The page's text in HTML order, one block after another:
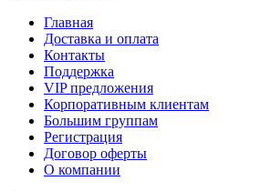
Главная
Доставка и оплата
Контакты
Поддержка
VIP предложения
Корпоративным клиентам
Большим группам
Регистрация
Договор оферты
О компании